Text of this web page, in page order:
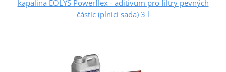
kapalina EOLYS Powerflex - aditivum pro filtry pevných
částic (plnící sada) 3 l